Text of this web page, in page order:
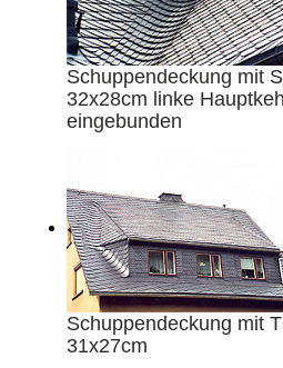
Schuppendeckung mit
32x28cm linke
eingebunden
Schuppendeckung mit
31x27cm